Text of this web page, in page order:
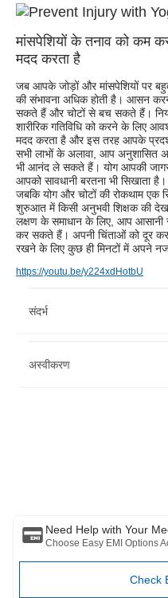
मांसपेशियों के तनाव को कम
मदद करता है
जब आपके जोड़ों और मांसपेशियों पर
की संभावना अधिक होती है। आसन
सकते हैं और चोटों से बच सकते हैं।
शारीरिक गतिविधि को करने के लिए
मदद करता है और इस तरह आपके
सभी लाभों के अलावा, आप अनुशासित
भी आनंद ले सकते हैं। योग आपकी
आपको सावधानी बरतना भी सिखाता
जबकि योग और चोटों की रोकथाम
शुरुआत में किसी अनुभवी शिक्षक की
लक्षण के समाधान के लिए, आप आसानी
कर सकते हैं। अपनी चिंताओं को दूर
रखने के लिए कुछ ही मिनटों में अपने
https://youtu.be/y224xdHotbU
संदर्भ
https://
अस्वीकरण
Need Help with Your
Choose Easy EMI Options
Check